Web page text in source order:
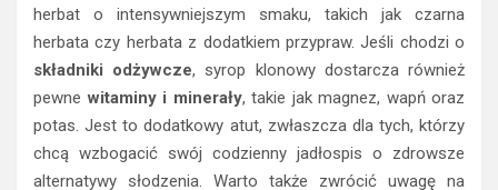
herbat o intensywniejszym smaku, takich jak czarna
herbata czy herbata z dodatkiem przypraw. Jeśli chodzi o
składniki odżywcze, syrop klonowy dostarcza również
pewnewitaminy i minerały, takie jak magnez, wapń oraz
potas. Jest to dodatkowy atut, zwłaszcza dla tych, którzy
chcą wzbogacić swój codzienny jadłospis o zdrowsze
alternatywy słodzenia. Warto także zwrócić uwagę na